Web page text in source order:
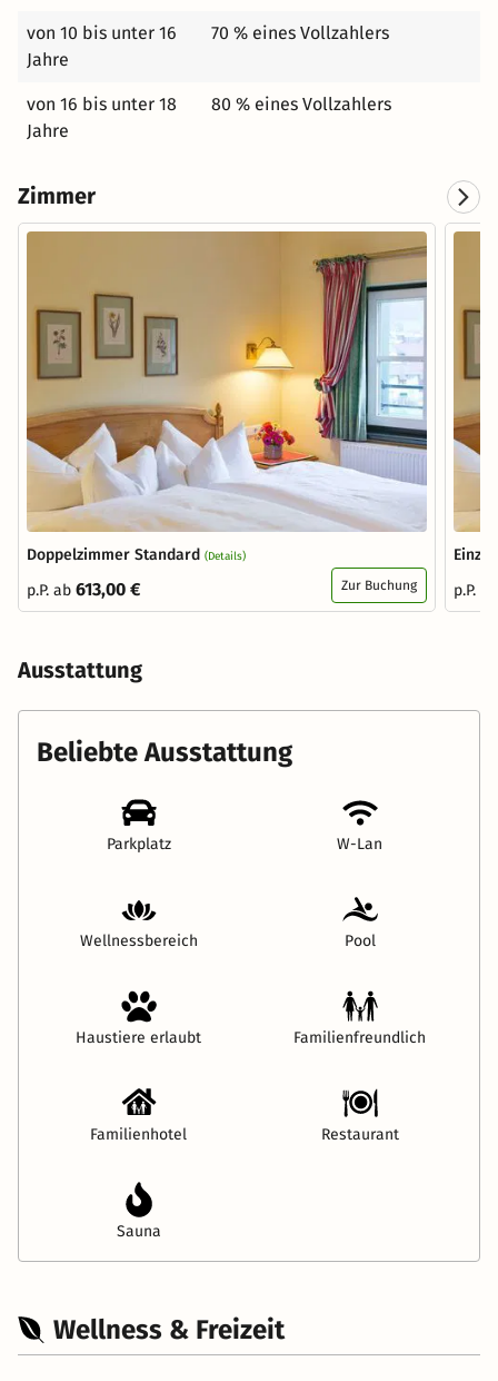
von 10 bis unter 16
Jahre
70 % eines Vollzahlers
von 16 bis unter 18
Jahre
80 % eines Vollzahlers
Zimmer
Doppelzimmer Standard (Details)
p.P. ab 613,00 € Zur Buchung
p.P.
Ausstattung
Beliebte Ausstattung
Parkplatz W-Lan
Wellnessbereich Pool
Haustiere erlaubt Familienfreundlich
Familienhotel Restaurant
Sauna
Wellness & Freizeit